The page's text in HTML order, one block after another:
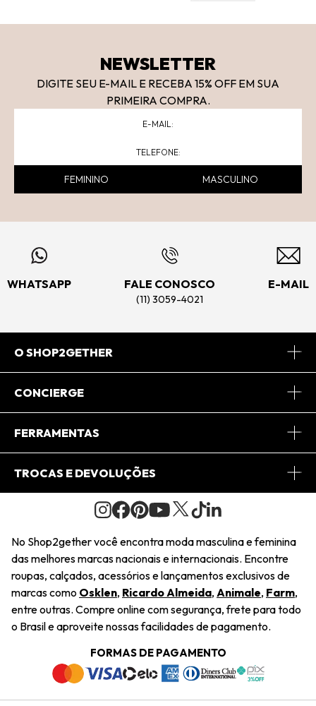
NEWSLETTER
DIGITE SEU E-MAIL E RECEBA 15% OFF EM SUA
PRIMEIRA COMPRA.
FEMININO MASCULINO
WHATSAPP FALE CONOSCO
(11) 3059-4021
E-MAIL
O SHOP2GETHER
Sobre Nós
Journal
Saiu na Mídia
Sustentabilidade
Navegando
Termos e Condições
Trabalhe Conosco
CONCIERGE
Central de Relacionamento
Regulamento e Promoções
FERRAMENTAS
Minha Conta
Pedido de Presente
Wishlist
TROCAS E DEVOLUÇÕES
Condições Gerais
Troca Fácil
Restituição de Pagamento
Dúvidas Frequentes
Termos e Condições
Política de Privacidade
No Shop2gether você encontra moda masculina e feminina
das melhores marcas nacionais e internacionais. Encontre
roupas, calçados, acessórios e lançamentos exclusivos de
marcas como Osklen, Ricardo Almeida, Animale, Farm,
entre outras. Compre online com segurança, frete para todo
o Brasil e aproveite nossas facilidades de pagamento.
FORMAS DE PAGAMENTO